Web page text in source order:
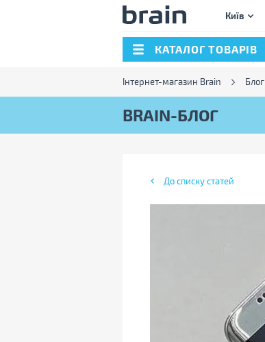
Київ
КАТАЛОГ ТОВАРІВ
Інтернет-магазин Brain Блог
BRAIN-БЛОГ
До списку статей